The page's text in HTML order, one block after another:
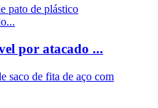
por atacado ...